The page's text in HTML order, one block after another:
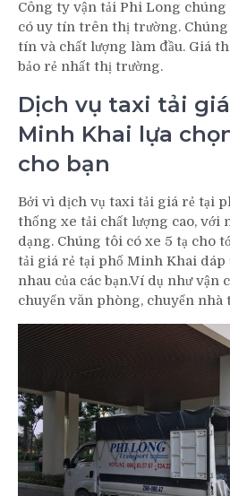
Công ty vận tải Phi Long
có uy tín trên thị trường.
tín và chất lượng làm đầu. Giá
bảo rẻ nhất thị trường.
Dịch vụ taxi tải
Minh Khai lựa
cho bạn
Bởi vì dịch vụ taxi tải giá rẻ tại
thống xe tải chất lượng cao, với
dạng. Chúng tôi có xe 5 tạ cho
tải giá rẻ tại phố Minh Khai dáp
nhau của các bạn.Ví dụ như vận
chuyển văn phòng, chuyển nhà